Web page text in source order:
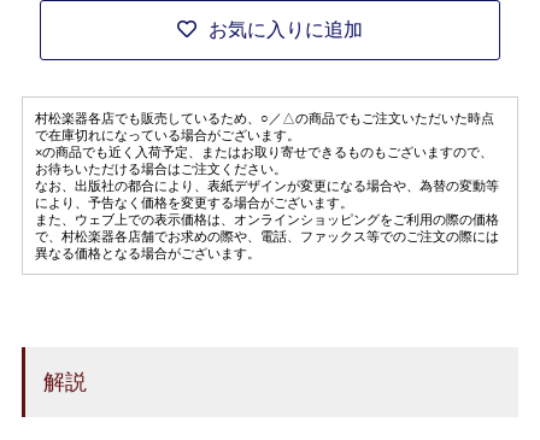
お気に入りに追加
村松楽器各店でも販売しているため、○／△の商品でもご注文いただいた時点
で在庫切れになっている場合がございます。
×の商品でも近く入荷予定、またはお取り寄せできるものもございますので、
お待ちいただける場合はご注文ください。
なお、出版社の都合により、表紙デザインが変更になる場合や、為替の変動等
により、予告なく価格を変更する場合がございます。
また、ウェブ上での表示価格は、オンラインショッピングをご利用の際の価格
で、村松楽器各店舗でお求めの際や、電話、ファックス等でのご注文の際には
異なる価格となる場合がございます。
解説